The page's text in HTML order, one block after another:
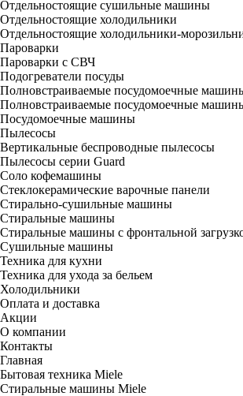
Отдельностоящие сушильные машины
Отдельностоящие холодильники
Отдельностоящие холодильники-
Пароварки
Пароварки с СВЧ
Подогреватели посуды
Полновстраиваемые посудомоечные
Полновстраиваемые посудомоечные
Посудомоечные машины
Пылесосы
Вертикальные беспроводные пылесосы
Пылесосы серии Guard
Соло кофемашины
Стеклокерамические варочные панели
Стирально-сушильные машины
Стиральные машины
Стиральные машины с фронтальной
Сушильные машины
Техника для кухни
Техника для ухода за бельем
Холодильники
Оплата и доставка
Акции
О компании
Контакты
Главная
Бытовая техника Miele
Стиральные машины Miele